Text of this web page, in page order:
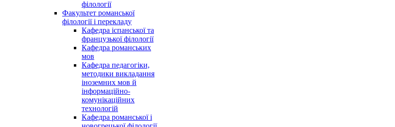
філології
Факультет романської
філології і перекладу
Кафедра іспанської та
французької філології
Кафедра романських
мов
Кафедра педагогіки,
методики викладання
іноземних мов й
інформаційно-
комунікаційних
технологій
Кафедра романської і